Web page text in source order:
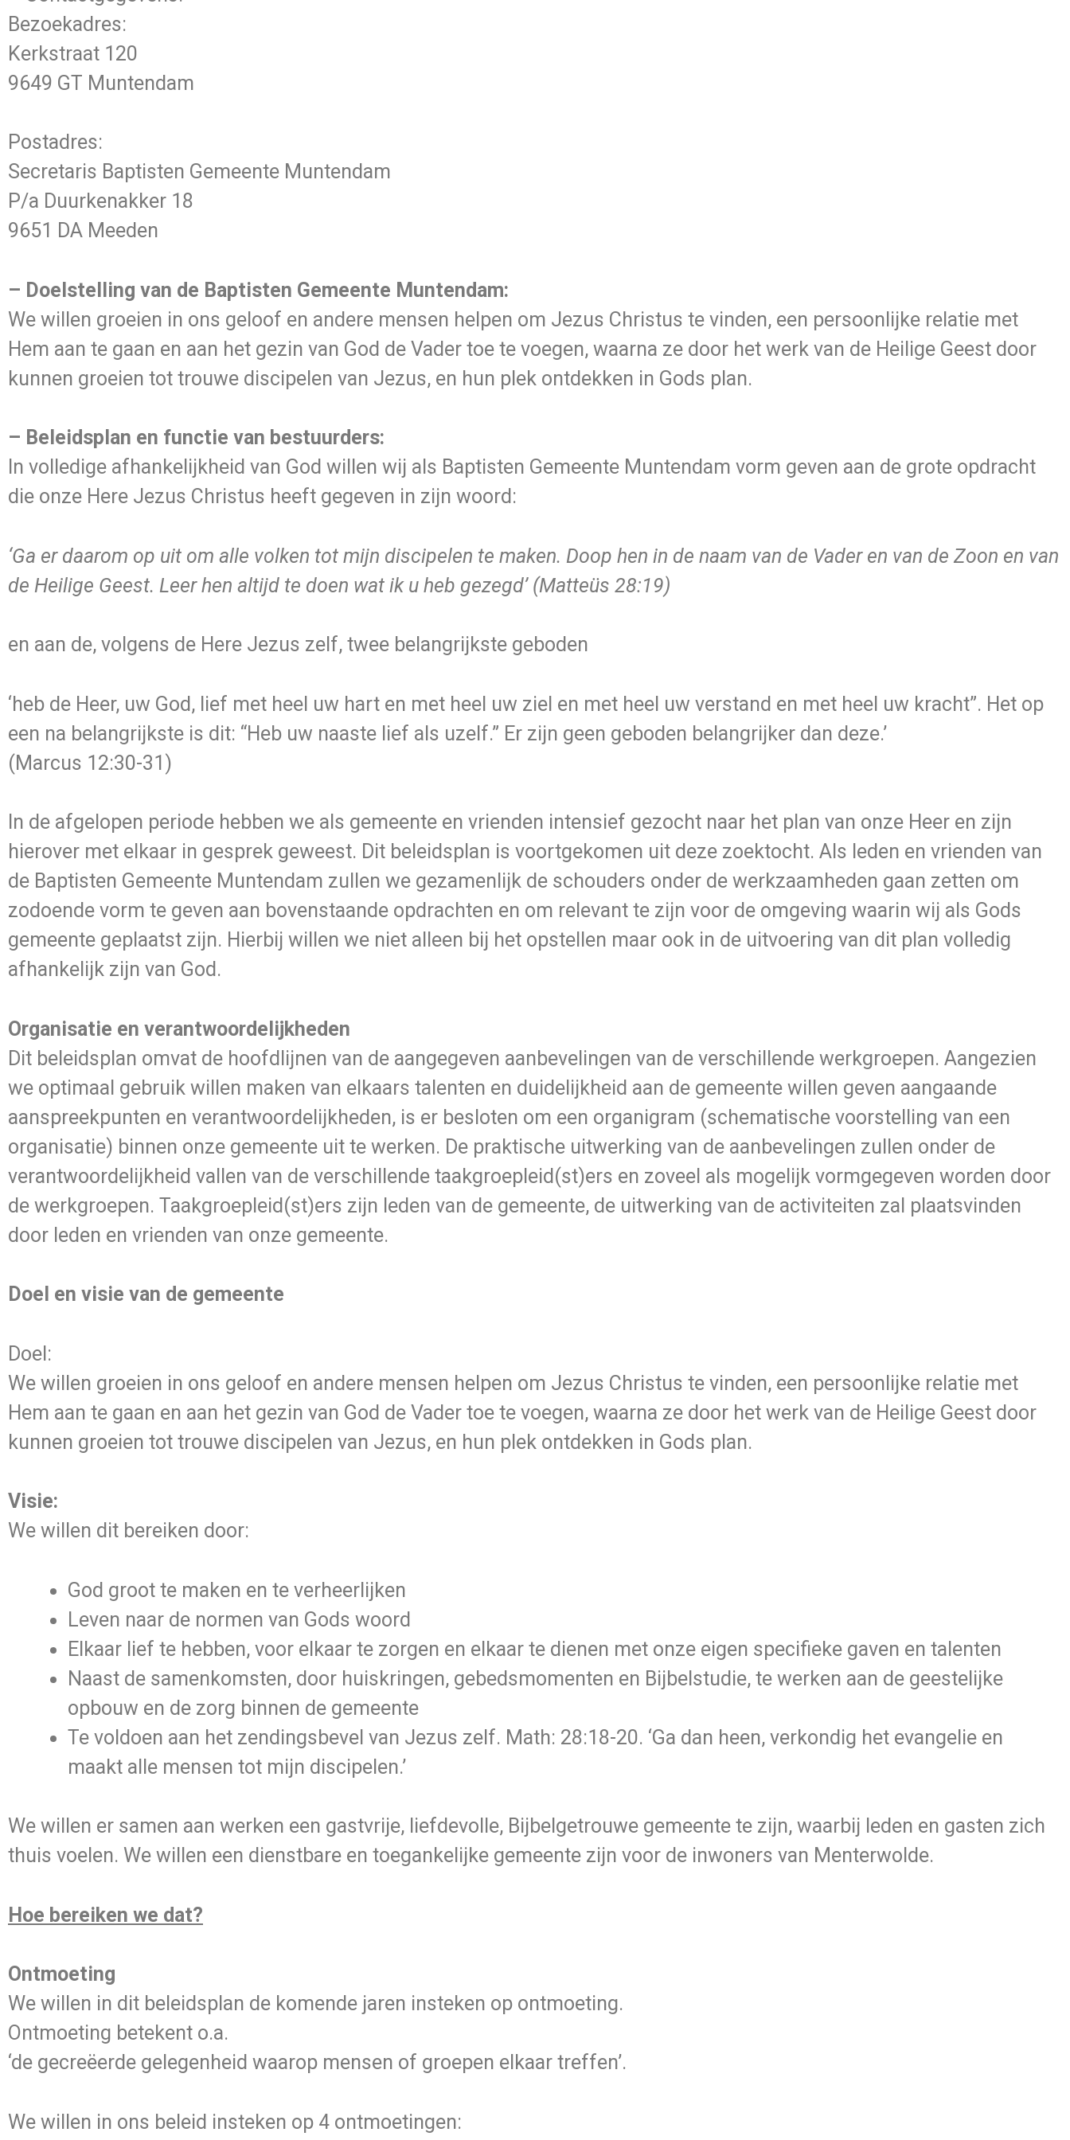
Bezoekadres:
Kerkstraat 120
9649 GT Muntendam
Postadres:
Secretaris Baptisten Gemeente Muntendam
P/a Duurkenakker 18
9651 DA Meeden
– Doelstelling van de Baptisten Gemeente Muntendam:
We willen groeien in ons geloof en andere mensen helpen om Jezus Christus te vinden, een persoonlijke relatie met
Hem aan te gaan en aan het gezin van God de Vader toe te voegen, waarna ze door het werk van de Heilige Geest door
kunnen groeien tot trouwe discipelen van Jezus, en hun plek ontdekken in Gods plan.
– Beleidsplan en functie van bestuurders:
In volledige afhankelijkheid van God willen wij als Baptisten Gemeente Muntendam vorm geven aan de grote opdracht
die onze Here Jezus Christus heeft gegeven in zijn woord:
‘Ga er daarom op uit om alle volken tot mijn discipelen te maken. Doop hen in de naam van de Vader en van de Zoon en van
de Heilige Geest. Leer hen altijd te doen wat ik u heb gezegd’ (Matteüs 28:19)
en aan de, volgens de Here Jezus zelf, twee belangrijkste geboden
‘heb de Heer, uw God, lief met heel uw hart en met heel uw ziel en met heel uw verstand en met heel uw kracht”. Het op
een na belangrijkste is dit: “Heb uw naaste lief als uzelf.” Er zijn geen geboden belangrijker dan deze.’
(Marcus 12:30-31)
In de afgelopen periode hebben we als gemeente en vrienden intensief gezocht naar het plan van onze Heer en zijn
hierover met elkaar in gesprek geweest. Dit beleidsplan is voortgekomen uit deze zoektocht. Als leden en vrienden van
de Baptisten Gemeente Muntendam zullen we gezamenlijk de schouders onder de werkzaamheden gaan zetten om
zodoende vorm te geven aan bovenstaande opdrachten en om relevant te zijn voor de omgeving waarin wij als Gods
gemeente geplaatst zijn. Hierbij willen we niet alleen bij het opstellen maar ook in de uitvoering van dit plan volledig
afhankelijk zijn van God.
Organisatie en verantwoordelijkheden
Dit beleidsplan omvat de hoofdlijnen van de aangegeven aanbevelingen van de verschillende werkgroepen. Aangezien
we optimaal gebruik willen maken van elkaars talenten en duidelijkheid aan de gemeente willen geven aangaande
aanspreekpunten en verantwoordelijkheden, is er besloten om een organigram (schematische voorstelling van een
organisatie) binnen onze gemeente uit te werken. De praktische uitwerking van de aanbevelingen zullen onder de
verantwoordelijkheid vallen van de verschillende taakgroepleid(st)ers en zoveel als mogelijk vormgegeven worden door
de werkgroepen. Taakgroepleid(st)ers zijn leden van de gemeente, de uitwerking van de activiteiten zal plaatsvinden
door leden en vrienden van onze gemeente.
Doel en visie van de gemeente
Doel:
We willen groeien in ons geloof en andere mensen helpen om Jezus Christus te vinden, een persoonlijke relatie met
Hem aan te gaan en aan het gezin van God de Vader toe te voegen, waarna ze door het werk van de Heilige Geest door
kunnen groeien tot trouwe discipelen van Jezus, en hun plek ontdekken in Gods plan.
Visie:
We willen dit bereiken door:
God groot te maken en te verheerlijken
Leven naar de normen van Gods woord
Elkaar lief te hebben, voor elkaar te zorgen en elkaar te dienen met onze eigen specifieke gaven en talenten
Naast de samenkomsten, door huiskringen, gebedsmomenten en Bijbelstudie, te werken aan de geestelijke
opbouw en de zorg binnen de gemeente
Te voldoen aan het zendingsbevel van Jezus zelf. Math: 28:18-20. ‘Ga dan heen, verkondig het evangelie en
maakt alle mensen tot mijn discipelen.’
We willen er samen aan werken een gastvrije, liefdevolle, Bijbelgetrouwe gemeente te zijn, waarbij leden en gasten zich
thuis voelen. We willen een dienstbare en toegankelijke gemeente zijn voor de inwoners van Menterwolde.
Hoe bereiken we dat?
Ontmoeting
We willen in dit beleidsplan de komende jaren insteken op ontmoeting.
Ontmoeting betekent o.a.
‘de gecreëerde gelegenheid waarop mensen of groepen elkaar treffen’.
We willen in ons beleid insteken op 4 ontmoetingen: